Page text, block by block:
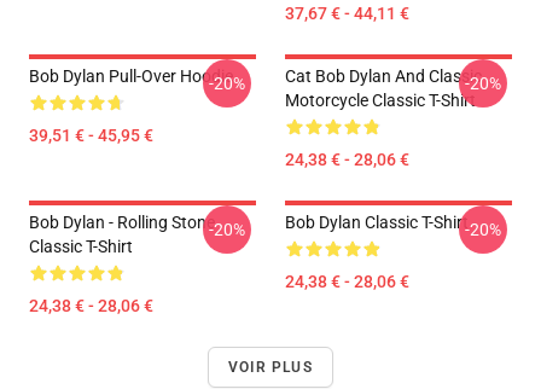
37,67 € - 44,11 €
Bob Dylan Pull-Over Hoodie
39,51 € - 45,95 €
-20%
Cat Bob Dylan And Classic
Motorcycle Classic T-Shirt
24,38 € - 28,06 €
-20%
Bob Dylan - Rolling Stone
Classic T-Shirt
24,38 € - 28,06 €
-20% Bob Dylan Classic T-Shirt
24,38 € - 28,06 €
-20%
VOIR PLUS